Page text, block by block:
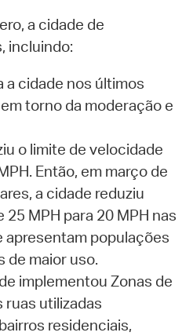
a cidade de
incluindo:
a cidade nos últimos
torno da moderação e
o limite de velocidade
Então, em março de
a cidade reduziu
MPH para 20 MPH nas
apresentam populações
de maior uso.
implementou Zonas de
ruas utilizadas
residenciais,